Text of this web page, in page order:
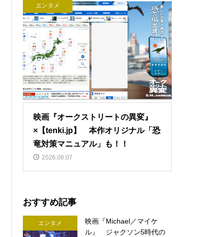
エンタメ
映画『オークストリートの異変』
×【tenki.jp】 本作オリジナル「恐
竜対策マニュアル」も！！
2026.08.07
おすすめ記事
エンタメ
映画『Michael／マイケ
ル』 ジャクソン5時代の